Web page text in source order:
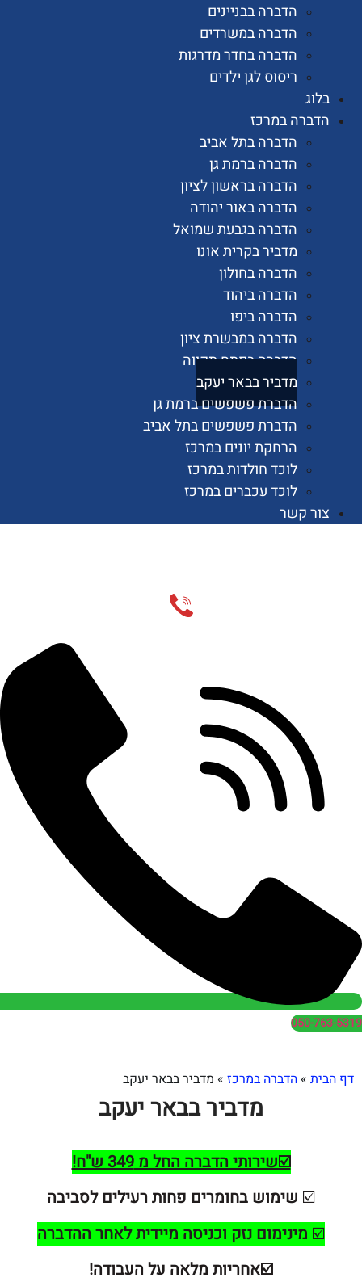
הדברה בבניינים
הדברה במשרדים
הדברה בחדר מדרגות
ריסוס לגן ילדים
במרכז
הדברה בתל אביב
הדברה ברמת גן
הדברה בראשון לציון
הדברה באור יהודה
הדברה בגבעת שמואל
מדביר בקרית אונו
הדברה בחולון
הדברה ביהוד
הדברה ביפו
הדברה במבשרת ציון
הדברה בפתח תקווה
מדביר בבאר יעקב
הדברת פשפשים ברמת גן
הדברת פשפשים בתל אביב
הרחקת יונים במרכז
לוכד חולדות במרכז
לוכד עכברים במרכז
»הדברה במרכז»מדביר בבאר יעקב
מדביר בבאר יעקב
☑️שירותי הדברה החל מ 349 ש"ח!
שימוש בחומרים פחות רעילים לסביבה
נזק וכניסה מיידית לאחר ההדברה
☑️אחריות מלאה על העבודה!